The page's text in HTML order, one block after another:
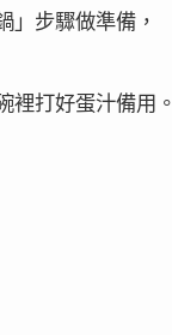
」步驟做準備，
裡打好蛋汁備用。